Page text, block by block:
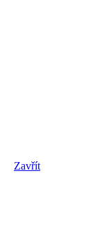
Zavřít